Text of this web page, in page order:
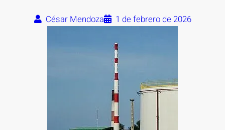
César Mendoza 1 de febrero de 2026